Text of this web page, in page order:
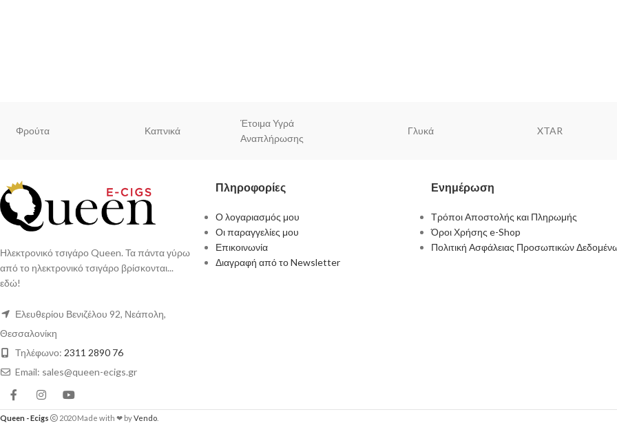
Φρούτα Καπνικά
Έτοιμα Υγρά
Αναπλήρωσης
Γλυκά XTAR
Ηλεκτρονικό τσιγάρο Queen. Τα πάντα γύρω
από το ηλεκτρονικό τσιγάρο βρίσκονται...
εδώ!
Ελευθερίου Βενιζέλου 92, Νεάπολη,
Θεσσαλονίκη
Τηλέφωνο: 2311 2890 76
Email: sales@queen-ecigs.gr
Πληροφορίες
Ο λογαριασμός μου
Οι παραγγελίες μου
Επικοινωνία
Διαγραφή από το Newsletter
Ενημέρωση
Τρόποι Αποστολής και Πληρωμής
Όροι Χρήσης e-Shop
Πολιτική Ασφάλειας Προσωπικών
Queen - Ecigs 2020 Made with ❤ byVendo